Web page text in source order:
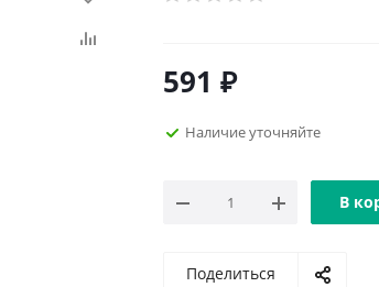
591 ₽
Наличие уточняйте
В
Поделиться